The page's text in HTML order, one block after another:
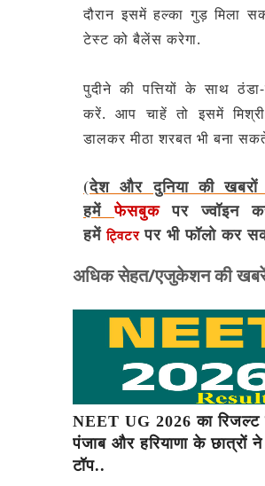
दौरान इसमें हल्का गुड़ मिला
टेस्ट को बैलेंस करेगा.
पुदीने की पत्तियों के साथ
करें. आप चाहें तो इसमें
डालकर मीठा शरबत भी बना
(देश और दुनिया की
हमेंफेसबुकपर ज्वॉइन
हमेंट्विटर पर भी फॉलो कर
अधिक सेहत/एजुकेशन की
NEET UG 2026 का रिजल्ट
पंजाब और हरियाणा के छात्रों ने
टॉप..